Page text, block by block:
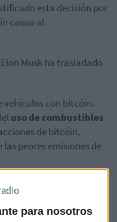
para nosotros
esta decisión por
causa al
Musk ha trasladado
vehículos con bitcóin.
uso de combustibles
de bitcóin,
peores emisiones de
niveles y
pero esto
.